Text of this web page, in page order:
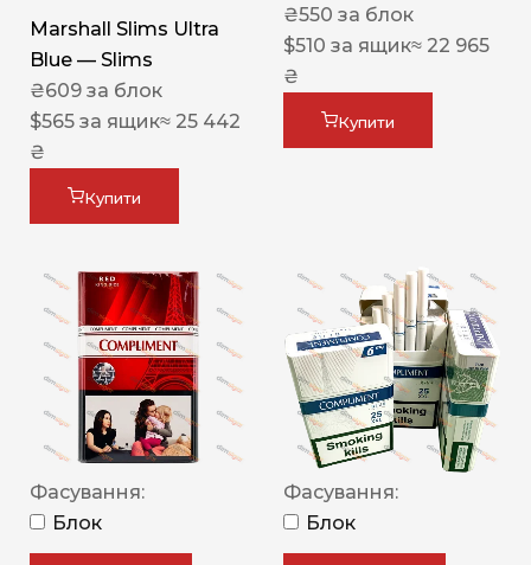
Marshall Slims Ultra
Blue — Slims
₴609 за блок
$565 за ящик≈ 25 442
₴
Купити
₴550 за блок
$510 за ящик≈ 22 965
₴
Купити
Фасування:
Блок
Фасування:
Блок